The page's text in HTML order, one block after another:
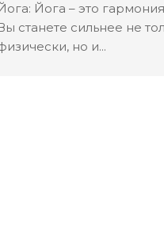
Йога – это
станете сильнее не
но и...